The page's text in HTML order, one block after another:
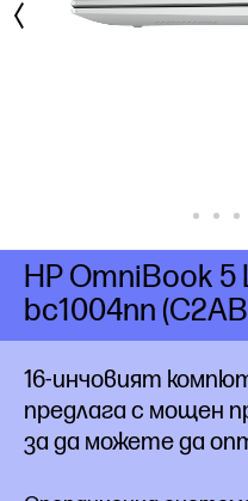
Поддръжка
16-инчовият
предлага с мощен
за да можете да
HP OmniBook 5
bc1004nn